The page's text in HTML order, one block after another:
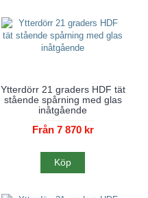
Ytterdörr 21 graders HDF tät
stående spårning med glas
inåtgående
Från 7 870 kr
Köp